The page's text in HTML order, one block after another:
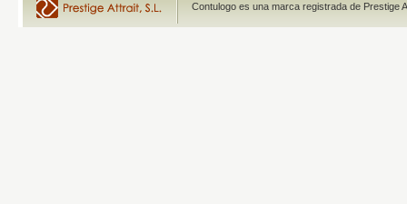
Contulogo es una marca registrada de